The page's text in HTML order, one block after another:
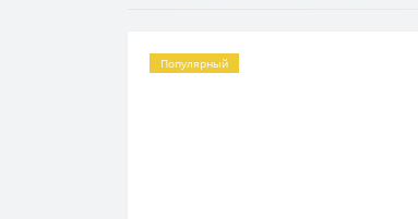
Популярный